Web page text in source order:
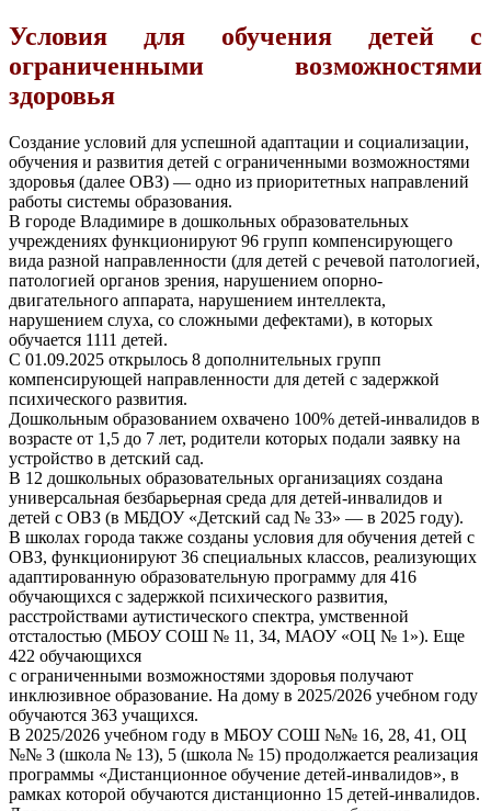
Условия для обучения детей с
ограниченными возможностями
здоровья
Создание условий для успешной адаптации и социализации,
обучения и развития детей с ограниченными возможностями
здоровья (далее ОВЗ) — одно из приоритетных направлений
работы системы образования.
В городе Владимире в дошкольных образовательных
учреждениях функционируют 96 групп компенсирующего
вида разной направленности (для детей с речевой патологией,
патологией органов зрения, нарушением опорно-
двигательного аппарата, нарушением интеллекта,
нарушением слуха, со сложными дефектами), в которых
обучается 1111 детей.
С 01.09.2025 открылось 8 дополнительных групп
компенсирующей направленности для детей с задержкой
психического развития.
Дошкольным образованием охвачено 100% детей-инвалидов в
возрасте от 1,5 до 7 лет, родители которых подали заявку на
устройство в детский сад.
В 12 дошкольных образовательных организациях создана
универсальная безбарьерная среда для детей-инвалидов и
детей с ОВЗ (в МБДОУ «Детский сад № 33» — в 2025 году).
В школах города также созданы условия для обучения детей с
ОВЗ, функционируют 36 специальных классов, реализующих
адаптированную образовательную программу для 416
обучающихся с задержкой психического развития,
расстройствами аутистического спектра, умственной
отсталостью (МБОУ СОШ № 11, 34, МАОУ «ОЦ № 1»). Еще
422 обучающихся
с ограниченными возможностями здоровья получают
инклюзивное образование. На дому в 2025/2026 учебном году
обучаются 363 учащихся.
В 2025/2026 учебном году в МБОУ СОШ №№ 16, 28, 41, ОЦ
№№ 3 (школа № 13), 5 (школа № 15) продолжается реализация
программы «Дистанционное обучение детей-инвалидов», в
рамках которой обучаются дистанционно 15 детей-инвалидов.